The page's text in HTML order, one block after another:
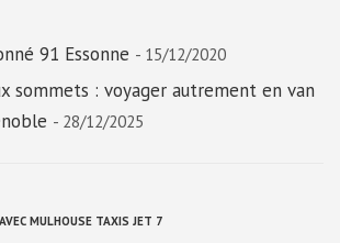
91 Essonne - 15/12/2020
sommets : voyager autrement en van
- 28/12/2025
MULHOUSE TAXIS JET 7